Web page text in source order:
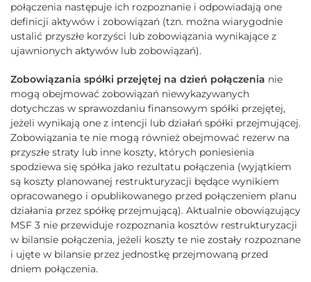
połączenia następuje ich rozpoznanie i odpowiadają one
definicji aktywów i zobowiązań (tzn. można wiarygodnie
ustalić przyszłe korzyści lub zobowiązania wynikające z
ujawnionych aktywów lub zobowiązań).
Zobowiązania spółki przejętej na dzień połączenia nie
mogą obejmować zobowiązań niewykazywanych
dotychczas w sprawozdaniu finansowym spółki przejętej,
jeżeli wynikają one z intencji lub działań spółki przejmującej.
Zobowiązania te nie mogą również obejmować rezerw na
przyszłe straty lub inne koszty, których poniesienia
spodziewa się spółka jako rezultatu połączenia (wyjątkiem
są koszty planowanej restrukturyzacji będące wynikiem
opracowanego i opublikowanego przed połączeniem planu
działania przez spółkę przejmującą). Aktualnie obowiązujący
MSF 3 nie przewiduje rozpoznania kosztów restrukturyzacji
w bilansie połączenia, jeżeli koszty te nie zostały rozpoznane
i ujęte w bilansie przez jednostkę przejmowaną przed
dniem połączenia.